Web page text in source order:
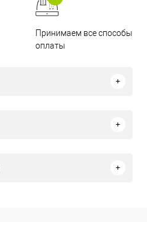
Принимаем все способы
оплаты